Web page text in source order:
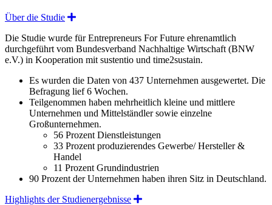
Über die Studie Expand
Die Studie wurde für Entrepreneurs For Future ehrenamtlich
durchgeführt vom Bundesverband Nachhaltige Wirtschaft (BNW
e.V.) in Kooperation mit sustentio und time2sustain.
Es wurden die Daten von 437 Unternehmen ausgewertet. Die
Befragung lief 6 Wochen.
Teilgenommen haben mehrheitlich kleine und mittlere
Unternehmen und Mittelständler sowie einzelne
Großunternehmen.
56 Prozent Dienstleistungen
33 Prozent produzierendes Gewerbe/ Hersteller &
Handel
11 Prozent Grundindustrien
90 Prozent der Unternehmen haben ihren Sitz in Deutschland.
Highlights der Studienergebnisse
Expand